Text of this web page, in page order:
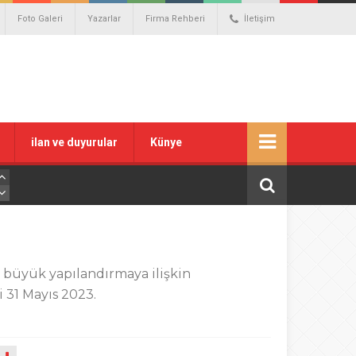
Foto Galeri Yazarlar Firma Rehberi İletişim
ilan ve duyurular Künye
büyük yapılandırmaya ilişkin
Mayıs 2023.